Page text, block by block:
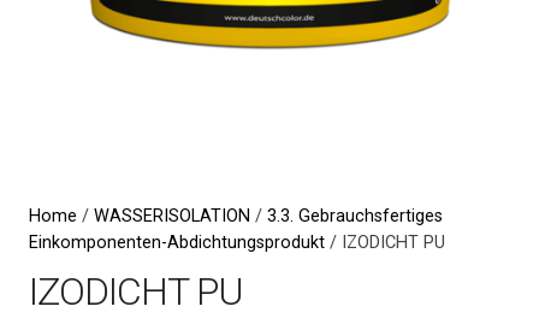
Home / WASSERISOLATION / 3.3. Gebrauchsfertiges
Einkomponenten-Abdichtungsprodukt / IZODICHT PU
IZODICHT PU